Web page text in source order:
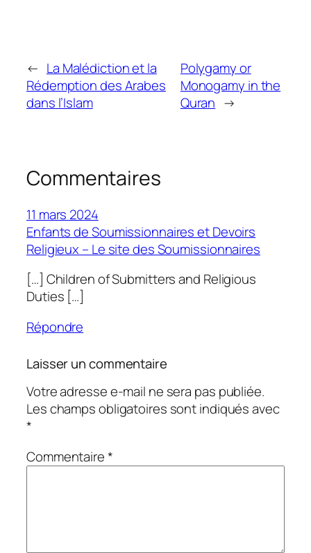
← La Malédiction et la
Rédemption des Arabes
dans l’Islam
Polygamy or
Monogamy in the
Quran →
Commentaires
11 mars 2024
Enfants de Soumissionnaires et Devoirs
Religieux – Le site des Soumissionnaires
[…] Children of Submitters and Religious
Duties […]
Répondre
Laisser un commentaire
Votre adresse e-mail ne sera pas publiée.
Les champs obligatoires sont indiqués avec
*
Commentaire*